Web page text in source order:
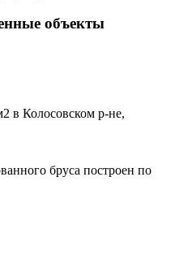
объекты
в Колосовском р-не,
бруса построен по